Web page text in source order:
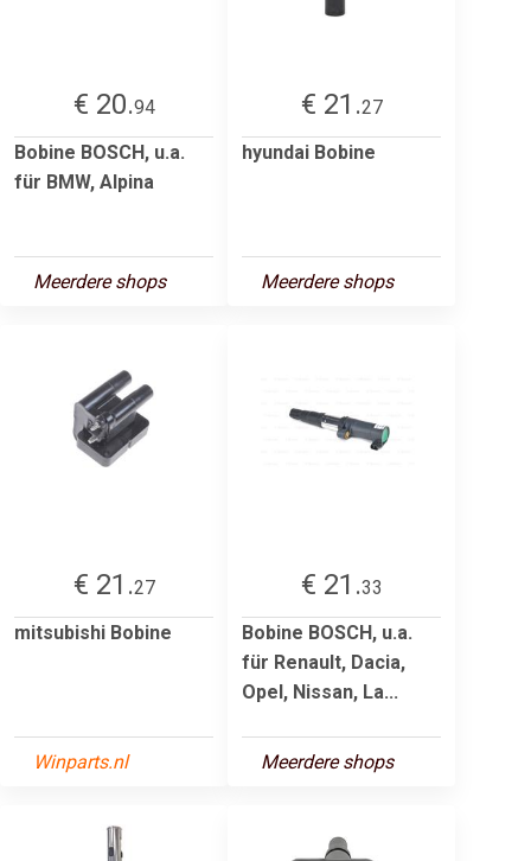
€ 20.94
Bobine BOSCH, u.a.
für BMW, Alpina
Meerdere shops
€ 21.27
hyundai Bobine
Meerdere shops
€ 21.27
mitsubishi Bobine
Winparts.nl
€ 21.33
Bobine BOSCH, u.a.
für Renault, Dacia,
Opel, Nissan, La...
Meerdere shops